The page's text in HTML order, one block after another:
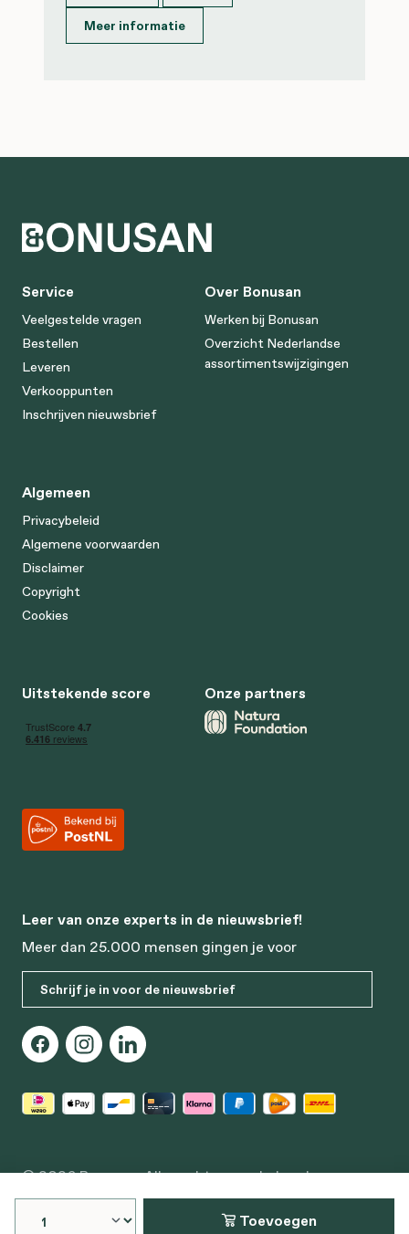
Toevoegen
Meer informatie
Service
Veelgestelde vragen
Bestellen
Leveren
Verkooppunten
Inschrijven nieuwsbrief
Over Bonusan
Werken bij Bonusan
Overzicht Nederlandse
assortimentswijzigingen
Algemeen
Privacybeleid
Algemene voorwaarden
Disclaimer
Copyright
Cookies
Uitstekende score Onze partners
Leer van onze experts in de nieuwsbrief!
Meer dan 25.000 mensen gingen je voor
Schrijf je in voor de nieuwsbrief
© 2026 Bonusan. Alle rechten voorbehouden
Edisonstraat 64, 3281 NC Numansdorp